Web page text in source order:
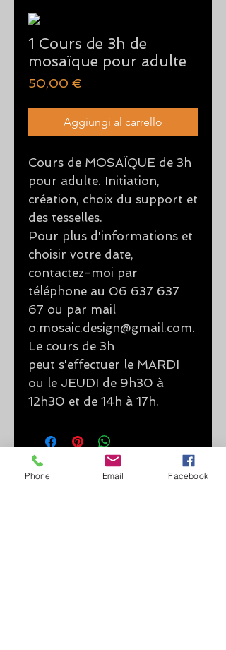
1 Cours de 3h de
mosaïque pour adulte
50,00 €
Aggiungi al carrello
Cours de MOSAÏQUE de 3h
pour adulte. Initiation,
création, choix du support et
des tesselles.
Pour plus d'informations et
choisir votre date,
contactez-moi par
téléphone au 06 637 637
67 ou par mail
o.mosaic.design@gmail.com.
Le cours de 3h
peut s'effectuer le MARDI
ou le JEUDI de 9h30 à
12h30 et de 14h à 17h.
© 2016 ÔmosaïcDesign
489 806 562
Phone Email Facebook